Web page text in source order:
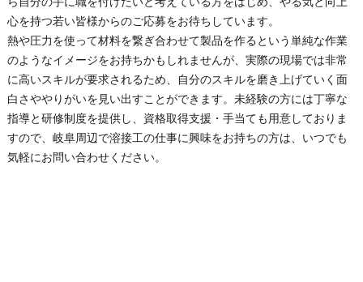
心を持つ若い皆様からのご応募をお待ちしています。
熱や圧力を使って材料を繋ぎ合わせて製品を作るという単純な作業
のようなイメージをお持ちかもしれませんが、実際の現場では非常
に高いスキルが要求されるため、自分のスキルを磨き上げていく面
白さややりがいを見い出すことができます。未経験の方には丁寧な
指導と研修制度を提供し、資格取得支援・手当ても用意しておりま
すので、 岐阜周辺で溶接工の仕事に興味をお持ちの方は、いつでも
気軽にお問い合わせください。